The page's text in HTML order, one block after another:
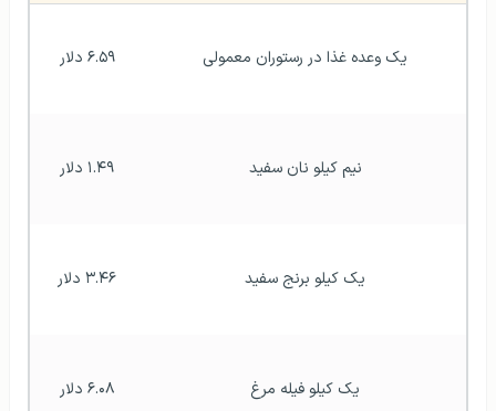
یک وعده غذا در رستوران معمولی ۶.۵۹ دلار
نیم کیلو نان سفید ۱.۴۹ دلار
یک کیلو برنج سفید ۳.۴۶ دلار
یک کیلو فیله مرغ ۶.۰۸ دلار